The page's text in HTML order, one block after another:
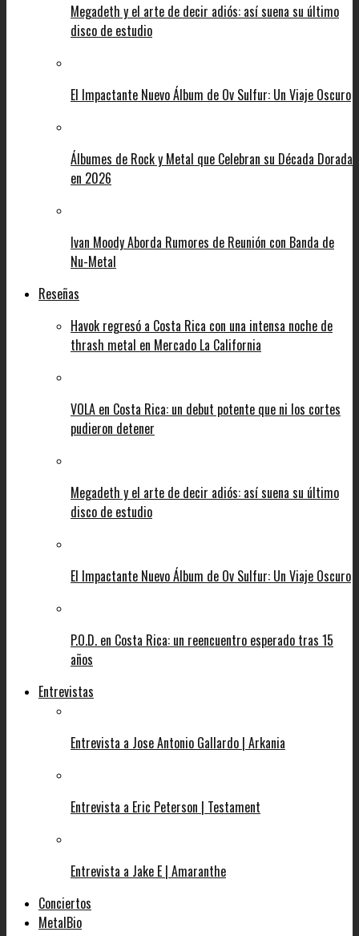
Megadeth y el arte de decir adiós: así suena su último
disco de estudio
El Impactante Nuevo Álbum de Ov Sulfur: Un Viaje Oscuro
Álbumes de Rock y Metal que Celebran su Década Dorada
en 2026
Ivan Moody Aborda Rumores de Reunión con Banda de
Nu-Metal
Reseñas
Havok regresó a Costa Rica con una intensa noche de
thrash metal en Mercado La California
VOLA en Costa Rica: un debut potente que ni los cortes
pudieron detener
Megadeth y el arte de decir adiós: así suena su último
disco de estudio
El Impactante Nuevo Álbum de Ov Sulfur: Un Viaje Oscuro
P.O.D. en Costa Rica: un reencuentro esperado tras 15
años
Entrevistas
Entrevista a Jose Antonio Gallardo | Arkania
Entrevista a Eric Peterson | Testament
Entrevista a Jake E | Amaranthe
Conciertos
MetalBio